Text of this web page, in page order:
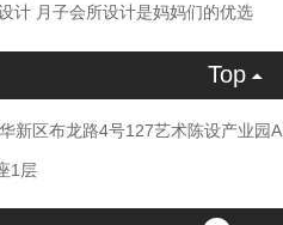
计 月子会所设计是妈妈们的优选
Top
新区布龙路4号127艺术陈设产业园A
1层